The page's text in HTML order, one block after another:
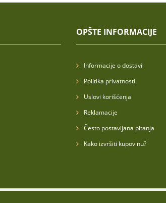
OPŠTE INFORMACIJE
Informacije o dostavi
Politika privatnosti
Uslovi korišćenja
Reklamacije
Često postavljana pitanja
Kako izvršiti kupovinu?